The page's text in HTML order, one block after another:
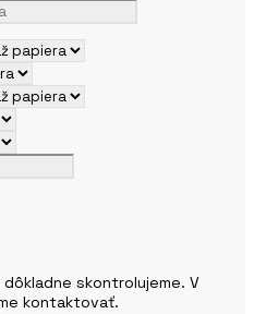
skontrolujeme. V
kontaktovať.